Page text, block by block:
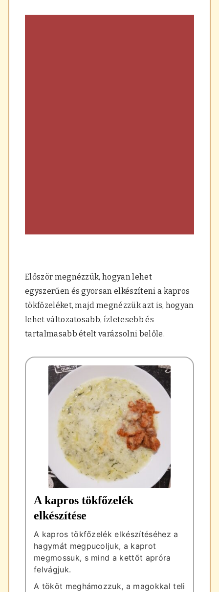
Először megnézzük, hogyan lehet
egyszerűen és gyorsan elkészíteni a kapros
tökfőzeléket, majd megnézzük azt is, hogyan
lehet változatosabb, ízletesebb és
tartalmasabb ételt varázsolni belőle.
A kapros tökfőzelék
elkészítése
A kapros tökfőzelék elkészítéséhez a
hagymát megpucoljuk, a kaprot
megmossuk, s mind a kettőt apróra
felvágjuk.
A tököt meghámozzuk, a magokkal teli